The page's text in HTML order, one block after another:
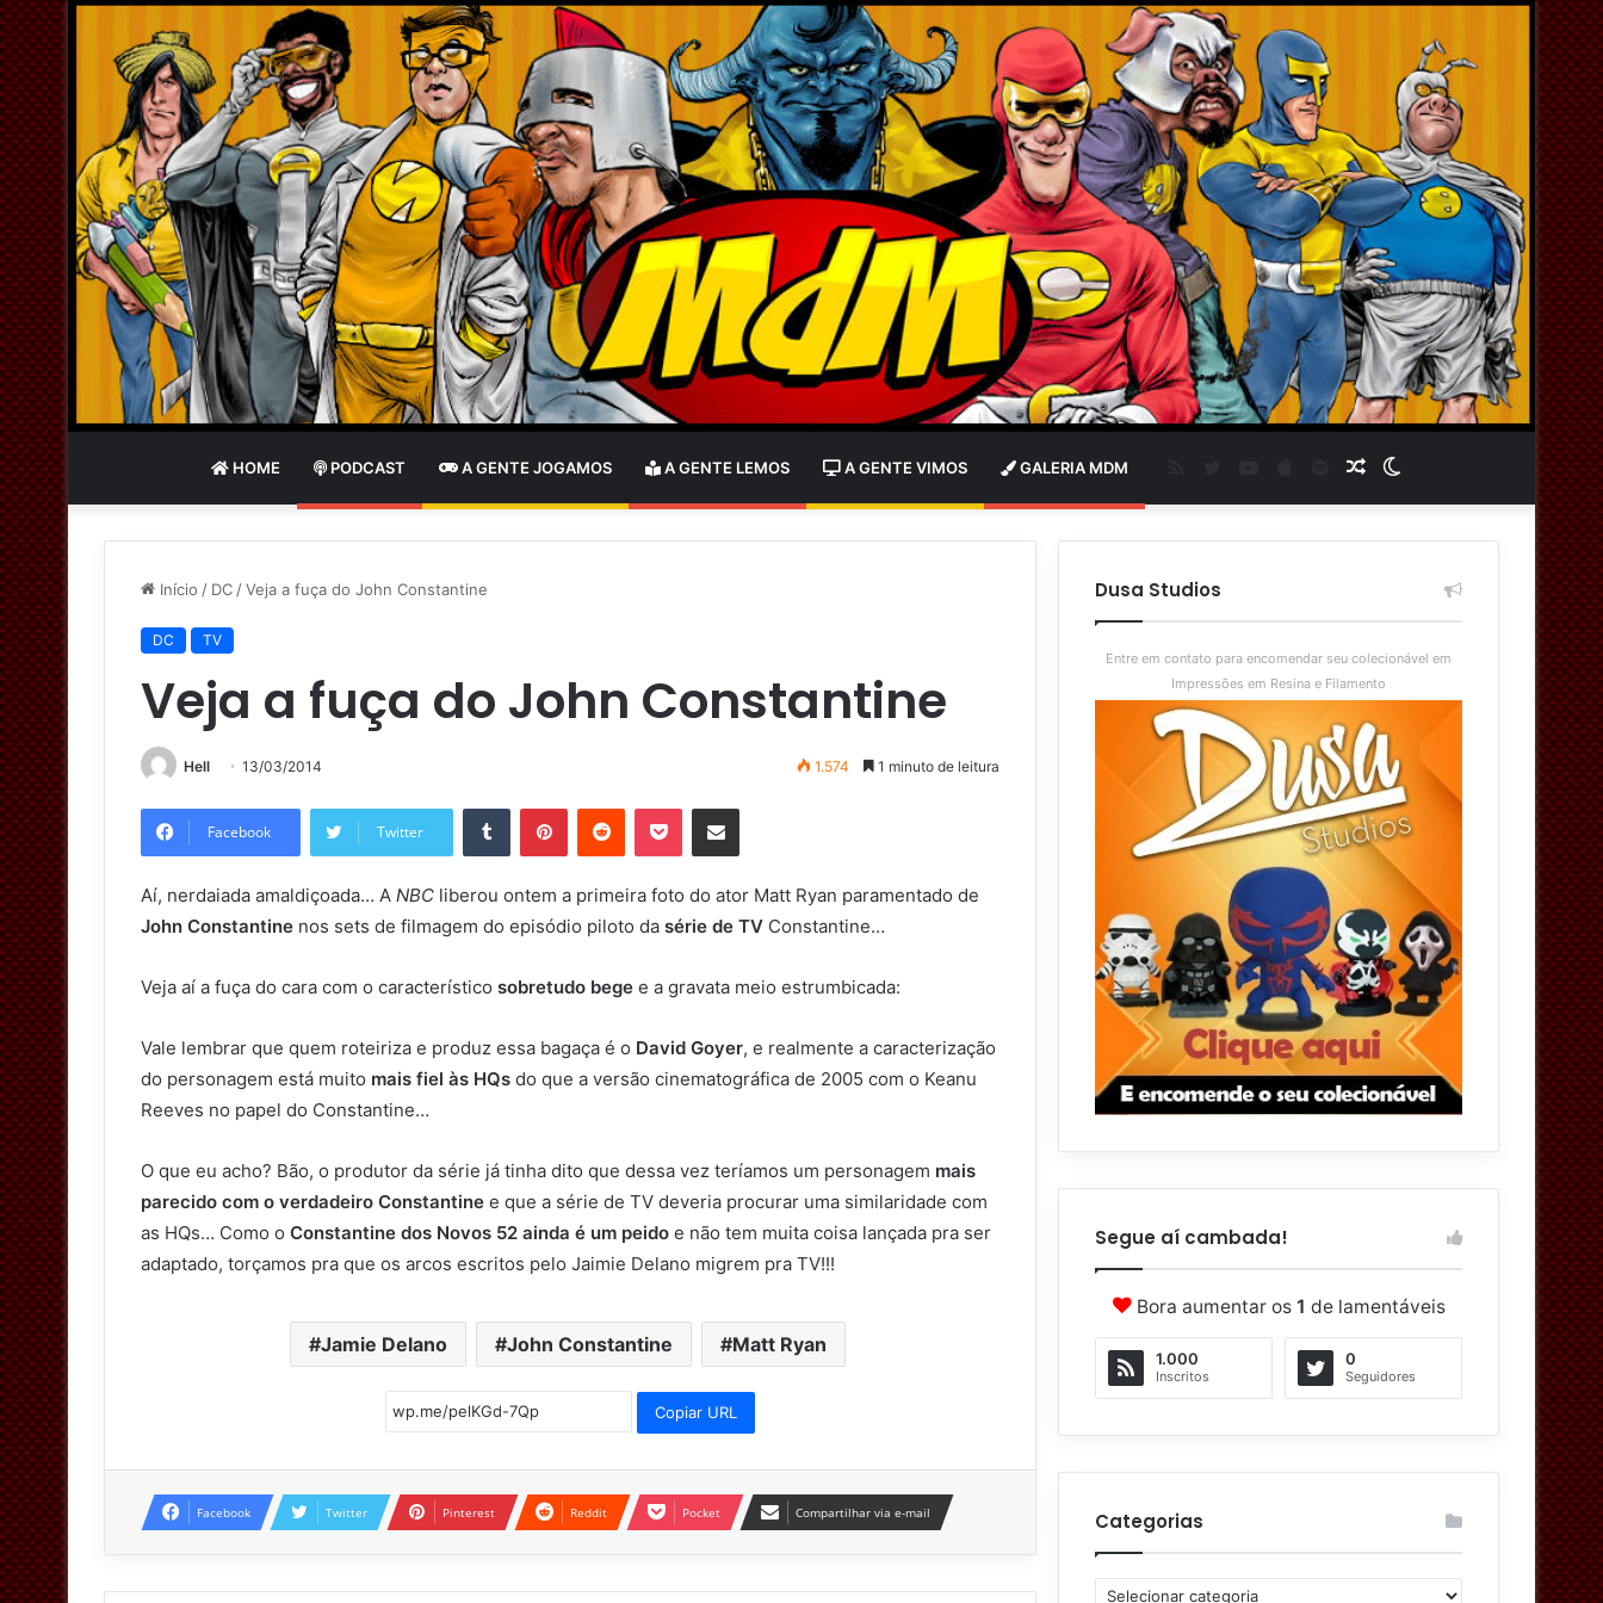
HOME PODCAST A GENTE JOGAMOS A GENTE LEMOS A GENTE VIMOS GALERIA MDM
skin
Artigo
aleatório
Spotify
Início / DC /Veja a fuça do John Constantine
DC TV
Veja a fuça do John Constantine
Hell 13/03/2014 1.574 1 minuto de leitura
Facebook Twitter
Aí, nerdaiada amaldiçoada… A NBC liberou ontem a primeira foto do ator Matt Ryan paramentado de
John Constantine nos sets de filmagem do episódio piloto da série de TV Constantine…
Veja aí a fuça do cara com o característico sobretudo bege e a gravata meio estrumbicada:
Vale lembrar que quem roteiriza e produz essa bagaça é o David Goyer, e realmente a caracterização
do personagem está muito mais fiel às HQs do que a versão cinematográfica de 2005 com o Keanu
Reeves no papel do Constantine…
O que eu acho? Bão, o produtor da série já tinha dito que dessa vez teríamos um personagem mais
parecido com o verdadeiro Constantine e que a série de TV deveria procurar uma similaridade com
as HQs… Como o Constantine dos Novos 52 ainda é um peido e não tem muita coisa lançada pra ser
adaptado, torçamos pra que os arcos escritos pelo Jaimie Delano migrem pra TV!!!
Jamie Delano John Constantine Matt Ryan
Copiar URL
Facebook Twitter Pinterest Reddit Pocket Compartilhar via e-mail
Dusa Studios
Entre em contato para encomendar seu colecionável em
Impressões em Resina e Filamento
Segue aí cambada!
Bora aumentar os 1 de lamentáveis
1.000
Inscritos
0
Seguidores
Categorias